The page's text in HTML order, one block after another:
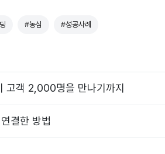
#농심 #성공사례
고객 2,000명을 만나기까지
결한 방법